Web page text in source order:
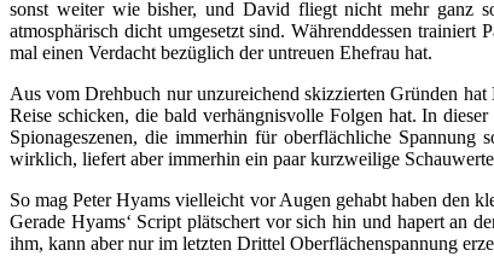
sonst weiter wie bisher, und David fliegt nicht mehr ganz
atmosphärisch dicht umgesetzt sind. Währenddessen
mal einen Verdacht bezüglich der untreuen Ehefrau hat.
Aus vom Drehbuch nur unzureichend skizzierten Gründen
Reise schicken, die bald verhängnisvolle Folgen hat. In
Spionageszenen, die immerhin für oberflächliche
wirklich, liefert aber immerhin ein paar kurzweilige
So mag Peter Hyams vielleicht vor Augen gehabt haben den
Gerade Hyams‘ Script plätschert vor sich hin und hapert an
ihm, kann aber nur im letzten Drittel Oberflächenspannung